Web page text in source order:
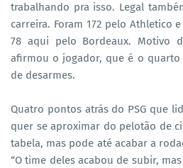
trabalhando pra isso. Legal
carreira. Foram 172 pelo Athletico
78 aqui pelo Bordeaux. Motivo
afirmou o jogador, que é o quarto
de desarmes.
Quatro pontos atrás do PSG que
quer se aproximar do pelotão de
tabela, mas pode até acabar a
“O time deles acabou de subir,